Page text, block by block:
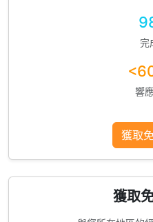
完
響
獲取
獲取